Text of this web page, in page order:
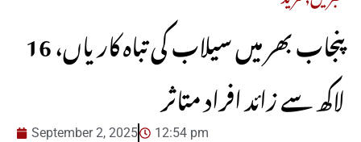
پنجاب بھر میں سیلاب کی تباہ کاریاں، 16
لاکھ سے زائد افراد متاثر
September 2, 2025 12:54 pm